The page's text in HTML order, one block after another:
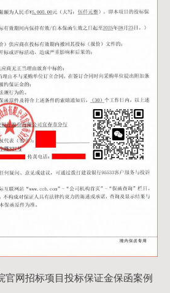
官网招标项目投标保证金保函案例